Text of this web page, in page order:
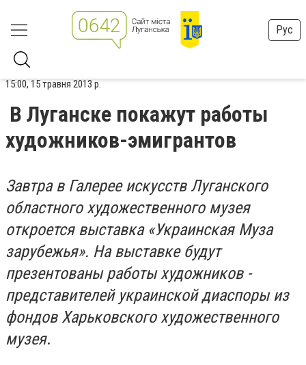
Рус
15:00, 15 травня 2013 р.
В Луганске покажут работы
художников-эмигрантов
Завтра в Галерее искусств Луганского
областного художественного музея
откроется выставка «Украинская Муза
зарубежья». На выставке будут
презентованы работы художников -
представителей украинской диаспоры из
фондов Харьковского художественного
музея.